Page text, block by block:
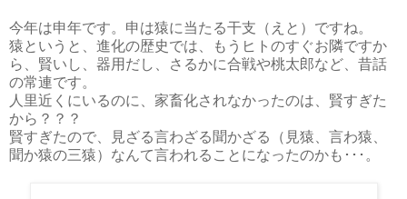
今年は申年です。申は猿に当たる干支（えと）ですね。
猿というと、進化の歴史では、もうヒトのすぐお隣ですか
ら、賢いし、器用だし、さるかに合戦や桃太郎など、昔話
の常連です。
人里近くにいるのに、家畜化されなかったのは、賢すぎた
から？？？
賢すぎたので、見ざる言わざる聞かざる（見猿、言わ猿、
聞か猿の三猿）なんて言われることになったのかも･･･。